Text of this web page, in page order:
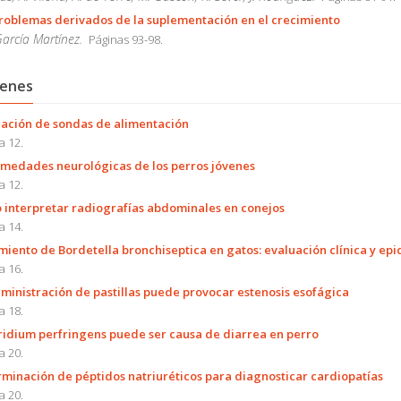
derivados de la suplementación en el crecimiento
Martínez. Páginas 93-98.
de sondas de alimentación
12.
neurológicas de los perros jóvenes
12.
interpretar radiografías abdominales en conejos
14.
de Bordetella bronchiseptica en gatos: evaluación clínica y
16.
de pastillas puede provocar estenosis esofágica
18.
perfringens puede ser causa de diarrea en perro
20.
de péptidos natriuréticos para diagnosticar cardiopatías
20.